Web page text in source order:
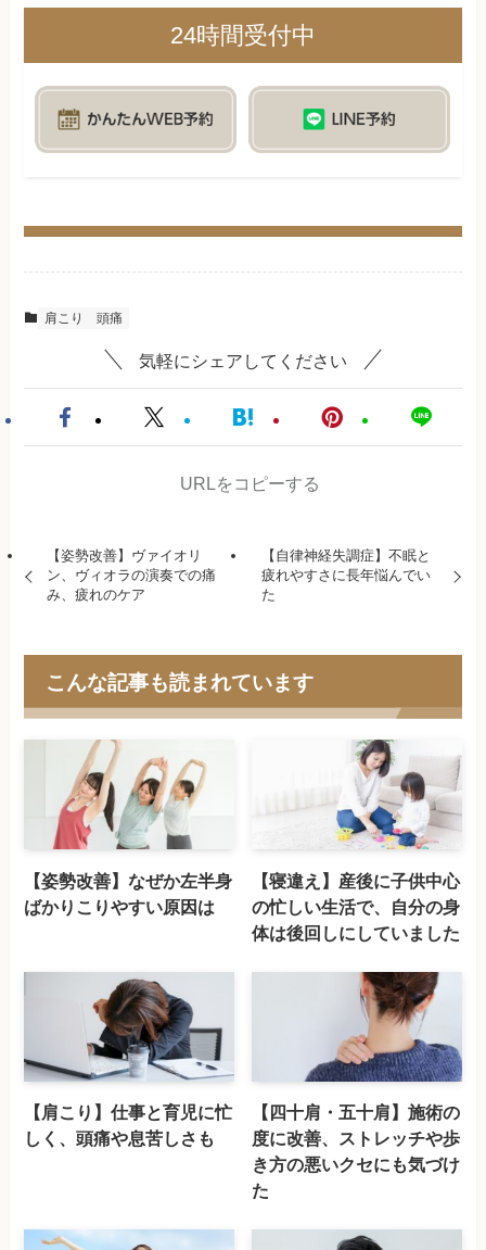
24時間受付中
肩こり 頭痛
気軽にシェアしてください
URLをコピーする
【姿勢改善】ヴァイオリ
ン、ヴィオラの演奏での痛
み、疲れのケア
【自律神経失調症】不眠と
疲れやすさに長年悩んでい
た
こんな記事も読まれています
【姿勢改善】なぜか左半身
ばかりこりやすい原因は
【寝違え】産後に子供中心
の忙しい生活で、自分の身
体は後回しにしていました
【肩こり】仕事と育児に忙
しく、頭痛や息苦しさも
【四十肩・五十肩】施術の
度に改善、ストレッチや歩
き方の悪いクセにも気づけ
た